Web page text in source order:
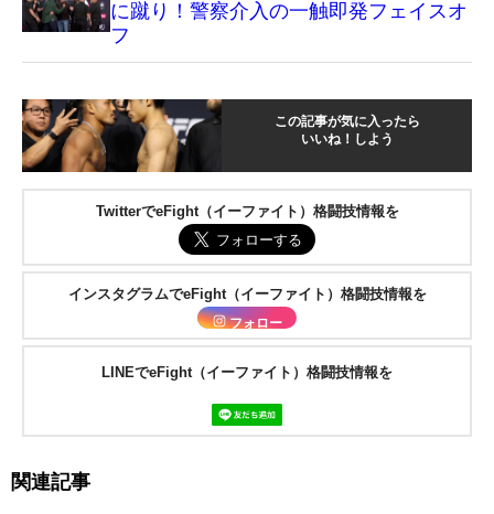
に蹴り！警察介入の一触即発フェイスオ
フ
この記事が気に入ったら
いいね！しよう
TwitterでeFight（イーファイト）格闘技情報を
インスタグラムでeFight（イーファイト）格闘技情報を
フォロー
LINEでeFight（イーファイト）格闘技情報を
関連記事